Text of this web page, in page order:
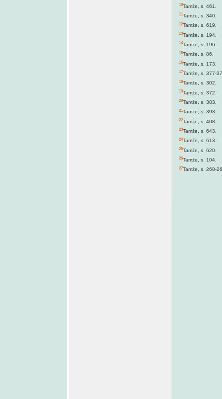
10Tamże, s. 461.
11Tamże, s. 340.
12Tamże, s. 619.
13Tamże, s. 194.
14Tamże, s. 196.
15Tamże, s. 86.
16Tamże, s. 173.
17Tamże, s. 377-
18Tamże, s. 302.
19Tamże, s. 372.
20Tamże, s. 383.
21Tamże, s. 393.
22Tamże, s. 408.
23Tamże, s. 643.
24Tamże, s. 613.
25Tamże, s. 620.
26Tamże, s. 104.
27Tamże, s. 268-